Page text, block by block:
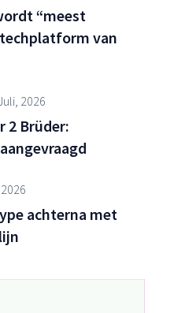
“meest
van
2026
2 Brüder:
achterna met